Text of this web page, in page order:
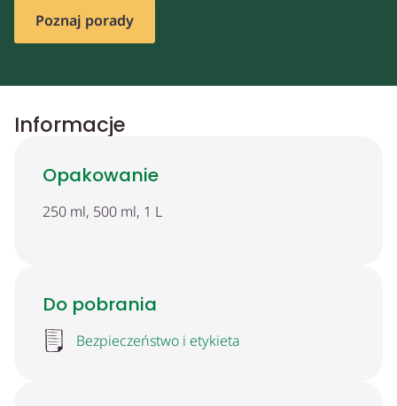
Poznaj porady
Informacje
Opakowanie
250 ml, 500 ml, 1 L
Do pobrania
Bezpieczeństwo i etykieta